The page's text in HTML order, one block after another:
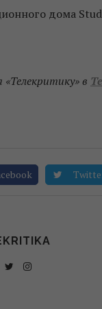
дома
в